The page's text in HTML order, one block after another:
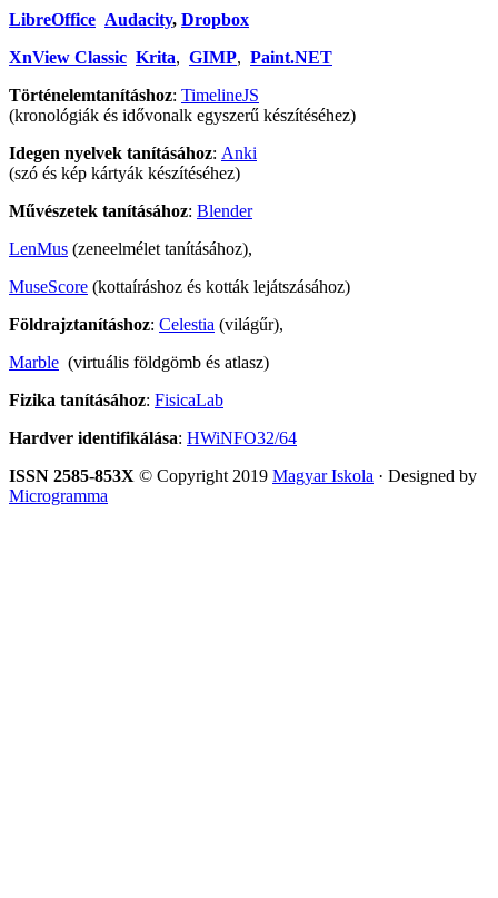
LibreOffice Audacity, Dropbox
XnView Classic Krita, GIMP, Paint.NET
Történelemtanításhoz: TimelineJS
(kronológiák és idővonalk egyszerű készítéséhez)
Idegen nyelvek tanításához: Anki
(szó és kép kártyák készítéséhez)
Művészetek tanításához: Blender
LenMus (zeneelmélet tanításához),
MuseScore (kottaíráshoz és kották lejátszásához)
Földrajztanításhoz: Celestia (világűr),
Marble (virtuális földgömb és atlasz)
Fizika tanításához: FisicaLab
Hardver identifikálása: HWiNFO32/64
ISSN 2585-853X © Copyright 2019 Magyar Iskola · Designed by
Microgramma